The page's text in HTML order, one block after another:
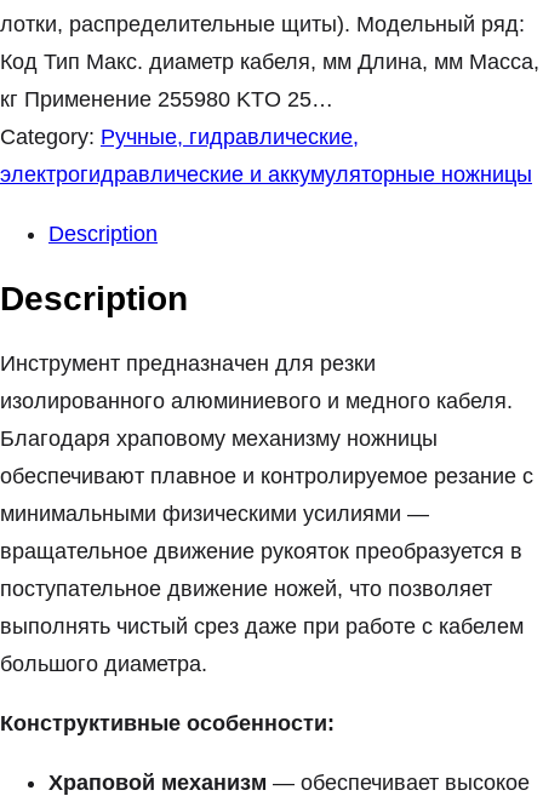
лотки, распределительные щиты). Модельный ряд:
Код Тип Макс. диаметр кабеля, мм Длина, мм Масса,
кг Применение 255980 KTO 25…
Category: Ручные, гидравлические,
электрогидравлические и аккумуляторные ножницы
Description
Description
Инструмент предназначен для резки
изолированного алюминиевого и медного кабеля.
Благодаря храповому механизму ножницы
обеспечивают плавное и контролируемое резание с
минимальными физическими усилиями —
вращательное движение рукояток преобразуется в
поступательное движение ножей, что позволяет
выполнять чистый срез даже при работе с кабелем
большого диаметра.
Конструктивные особенности:
Храповой механизм — обеспечивает высокое